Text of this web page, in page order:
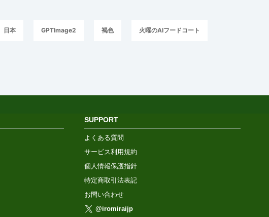
日本 GPTImage2 褐色 火曜のAIフードコート
SUPPORT
よくある質問
サービス利用規約
個人情報保護指針
特定商取引法表記
お問い合わせ
@iromiraijp